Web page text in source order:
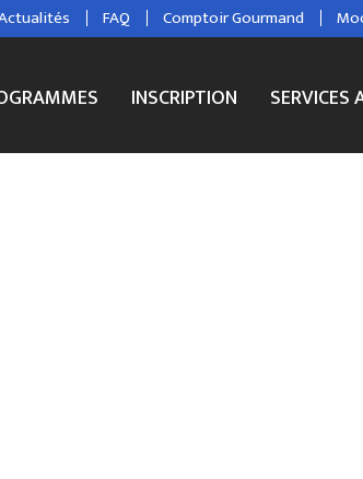
FAQ Comptoir Gourmand
INSCRIPTION SERVICES